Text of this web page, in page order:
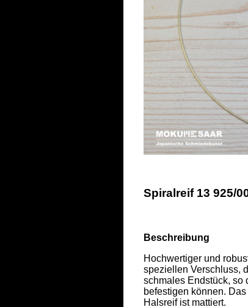
Spiralreif 13 925/
Beschreibung
Hochwertiger und
speziellen Verschluss,
schmales Endstück, so
befestigen können.
Halsreif ist mattiert.